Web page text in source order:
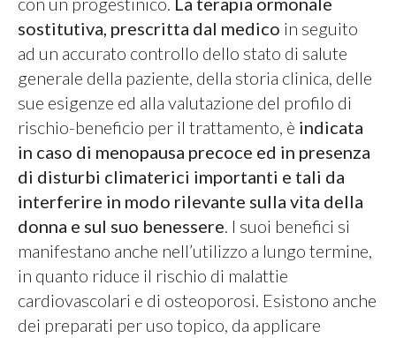
sostitutiva, prescritta dal medico in seguito
ad un accurato controllo dello stato di salute
generale della paziente, della storia clinica, delle
sue esigenze ed alla valutazione del profilo di
rischio-beneficio per il trattamento, è indicata
in caso di menopausa precoce ed in presenza
di disturbi climaterici importanti e tali da
interferire in modo rilevante sulla vita della
donna e sul suo benessere. I suoi benefici si
manifestano anche nell’utilizzo a lungo termine,
in quanto riduce il rischio di malattie
cardiovascolari e di osteoporosi. Esistono anche
dei preparati per uso topico, da applicare